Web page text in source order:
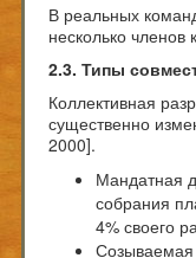
В реальных
несколько членов
2.3. Типы
Коллективная
существенно
2000].
Мандатная
собрания
4% своего
Созываемая